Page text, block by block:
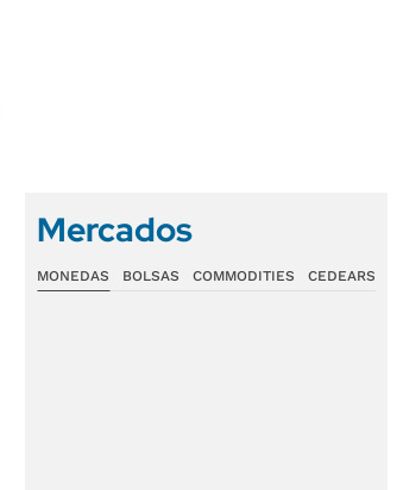
Mercados
MONEDAS BOLSAS COMMODITIES CEDEARS